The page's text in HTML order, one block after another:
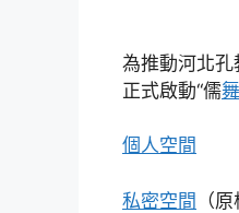
為推動河北
正式啟動“儒
個人空間
私密空間 （